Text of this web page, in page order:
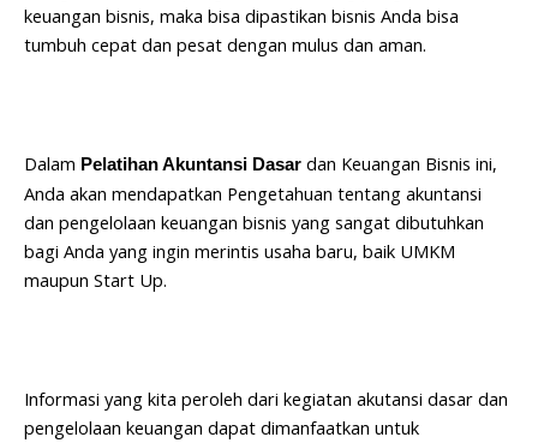
keuangan bisnis, maka bisa dipastikan bisnis Anda bisa
tumbuh cepat dan pesat dengan mulus dan aman.
Dalam Pelatihan Akuntansi Dasar dan Keuangan Bisnis ini,
Anda akan mendapatkan Pengetahuan tentang akuntansi
dan pengelolaan keuangan bisnis yang sangat dibutuhkan
bagi Anda yang ingin merintis usaha baru, baik UMKM
maupun Start Up.
Informasi yang kita peroleh dari kegiatan akutansi dasar dan
pengelolaan keuangan dapat dimanfaatkan untuk